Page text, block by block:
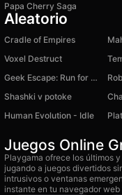
Papa Cherry Saga
Aleatorio
Cradle of Empires
Voxel Destruct
Geek Escape: Run for Survival
Shashki v potoke
Human Evolution - Idle
Juegos Online
Playgama ofrece los últimos
jugando a juegos divertidos
intrusivos o ventanas
instante en tu navegador